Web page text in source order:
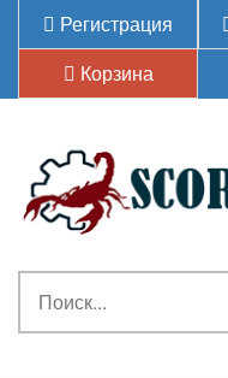
Регистрация
Корзина